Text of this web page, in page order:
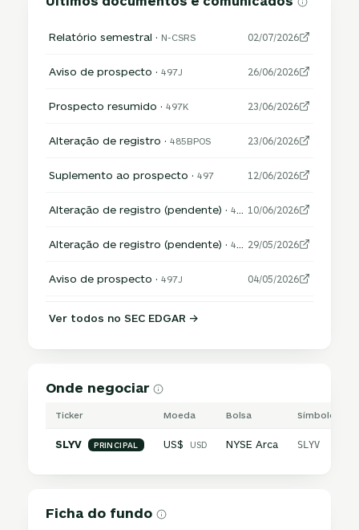
Relatório semestral · N-CSRS 02/07/2026
Aviso de prospecto ·497J 26/06/2026
Prospecto resumido ·497K 23/06/2026
Alteração de registro ·485BPOS 23/06/2026
Suplemento ao prospecto ·497 12/06/2026
Alteração de registro (pendente) ·485APOS 10/06/2026
Alteração de registro (pendente) ·485APOS 29/05/2026
Aviso de prospecto ·497J 04/05/2026
Ver todos no SEC EDGAR →
Onde negociar
Ticker Moeda Bolsa Símbolo
SLYV PRINCIPAL US$ USD NYSE Arca SLYV
Ficha do fundo